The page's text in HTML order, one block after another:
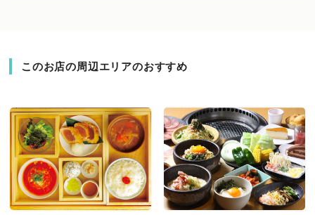
このお店の周辺エリアのおすすめ